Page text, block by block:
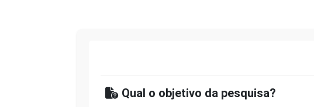
Qual o objetivo da pesquisa?